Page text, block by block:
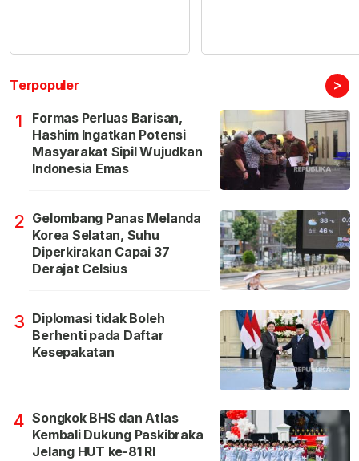
Terpopuler >
1
Formas Perluas Barisan,
Hashim Ingatkan Potensi
Masyarakat Sipil Wujudkan
Indonesia Emas
2 Gelombang Panas Melanda
Korea Selatan, Suhu
Diperkirakan Capai 37
Derajat Celsius
3 Diplomasi tidak Boleh
Berhenti pada Daftar
Kesepakatan
4 Songkok BHS dan Atlas
Kembali Dukung Paskibraka
Jelang HUT ke-81 RI